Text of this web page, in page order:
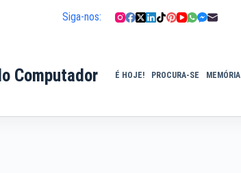
Siga-nos:
Computador É HOJE! PROCURA-SE MEMÓRIA